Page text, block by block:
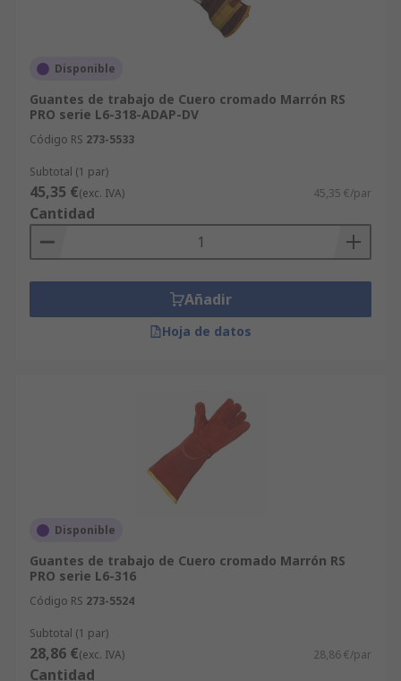
Disponible
Guantes de trabajo de Cuero cromado Marrón RS
PRO serie L6-318-ADAP-DV
Código RS 273-5533
Subtotal (1 par)
45,35 €(exc. IVA) 45,35 €/par
Cantidad
Añadir
Hoja de datos
Disponible
Guantes de trabajo de Cuero cromado Marrón RS
PRO serie L6-316
Código RS 273-5524
Subtotal (1 par)
28,86 €(exc. IVA) 28,86 €/par
Cantidad